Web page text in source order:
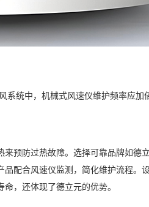
系统中，机械式风速仪维护频率应
预防过热故障。选择可靠品牌如德
配合风速仪监测，简化维护流程。
，还体现了德立元的优势。